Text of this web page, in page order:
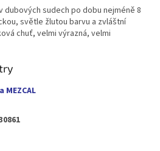
dubových sudech po dobu nejméně 8
světle žlutou barvu a zvláštní
chuť, velmi výrazná, velmi
MEZCAL